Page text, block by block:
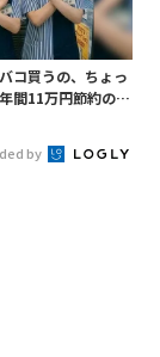
コ買うの、ちょっ
間11万円節約の新
by